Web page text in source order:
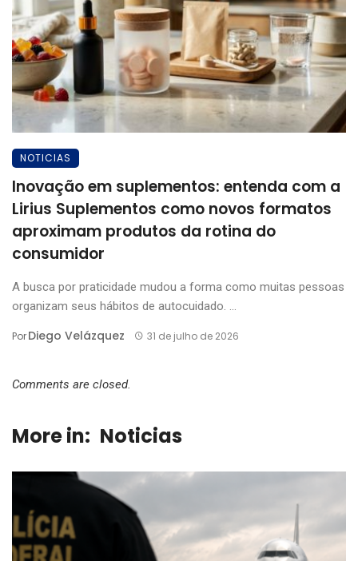
NOTICIAS
Inovação em suplementos: entenda com a
Lirius Suplementos como novos formatos
aproximam produtos da rotina do
consumidor
A busca por praticidade mudou a forma como muitas pessoas
organizam seus hábitos de autocuidado. ...
PorDiego Velázquez 31 de julho de 2026
Comments are closed.
More in: Noticias